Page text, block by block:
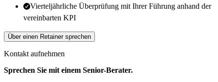
Vierteljährliche Überprüfung mit Ihrer Führung anhand der
vereinbarten KPI
Über einen Retainer sprechen
Kontakt aufnehmen
Sprechen Sie mit einem Senior-Berater.